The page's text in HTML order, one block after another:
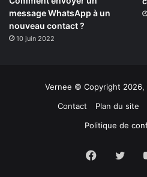
message WhatsApp à un
nouveau contact ?
10 juin 2022
Vernee © Copyright 2026,
Contact
Plan du site
Politique de
Facebook